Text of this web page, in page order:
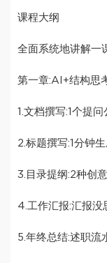
课程大纲
全面系统地讲解一
第一章:AI+结构思
1.文档撰写:1个提
2.标题撰写:1分钟
3.目录提纲:2种创
4.工作汇报:汇报
5.年终总结:述职流